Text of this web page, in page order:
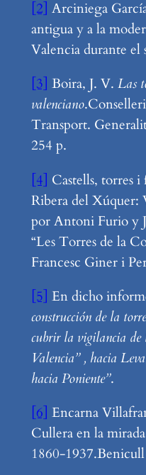
[2] Arciniega
antigua y a la
Valencia durante
[3] Boira, J. V. Las
valenciano
Transport.
254 p.
[4] Castells, torres
Ribera del Xúquer:
por Antoni Furio y
“Les Torres de la
Francesc Giner i
[5] En dicho
construcción de la
cubrir la vigilancia de
Valencia” , hacia
hacia Poniente”.
[6] Encarna
Cullera en la
1860-1937.Benicull